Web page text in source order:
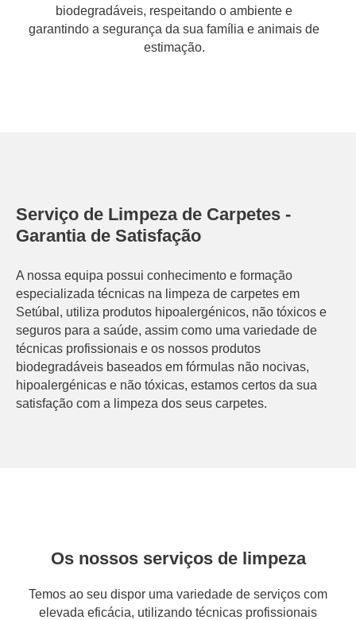
biodegradáveis, respeitando o ambiente e
garantindo a segurança da sua família e animais de
estimação.
Serviço de Limpeza de Carpetes -
Garantia de Satisfação
A nossa equipa possui conhecimento e formação
especializada técnicas na limpeza de carpetes em
Setúbal, utiliza produtos hipoalergénicos, não tóxicos e
seguros para a saúde, assim como uma variedade de
técnicas profissionais e os nossos produtos
biodegradáveis baseados em fórmulas não nocivas,
hipoalergénicas e não tóxicas, estamos certos da sua
satisfação com a limpeza dos seus carpetes.
Os nossos serviços de limpeza
Temos ao seu dispor uma variedade de serviços com
elevada eficácia, utilizando técnicas profissionais